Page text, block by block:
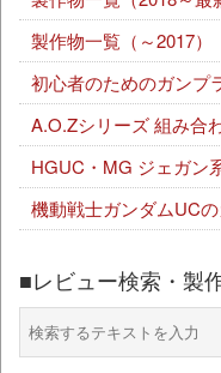
製作物一覧（～2017）
初心者のためのガンプ
A.O.Zシリーズ 組み合
HGUC・MG ジェガン
機動戦士ガンダムUC
■レビュー検索・製